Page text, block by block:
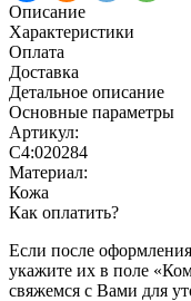
Описание
Характеристики
Оплата
Доставка
Детальное описание
Основные параметры
Артикул:
С4:020284
Материал:
Кожа
Как оплатить?
Если после
укажите их в поле
свяжемся с Вами для